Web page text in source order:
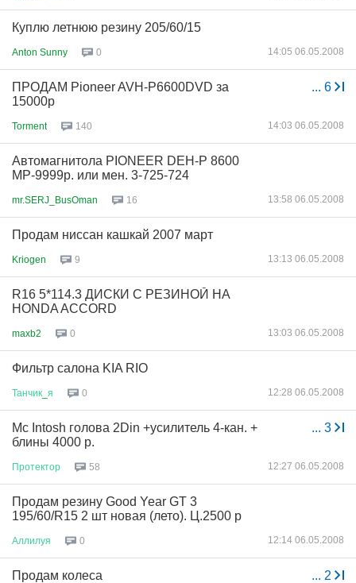
Куплю летнюю резину 205/60/15
Anton Sunny 0 14:05 06.05.2008
... 6
ПРОДАМ Pioneer AVH-P6600DVD за
15000р
Torment 140 14:03 06.05.2008
Автомагнитола PIONEER DEH-P 8600
MP-9999р. или мен. 3-725-724
mr.SERJ_BusOman 16 13:58 06.05.2008
Продам ниссан кашкай 2007 март
Kriogen 9 13:13 06.05.2008
R16 5*114.3 ДИСКИ С РЕЗИНОЙ НА
HONDA ACCORD
maxb2 0 13:03 06.05.2008
Фильтр салона KIA RIO
Танчик я 0 12:28 06.05.2008
... 3
Mc Intosh голова 2Din +усилитель 4-кан. +
блины 4000 р.
Протектор 58 12:27 06.05.2008
Продам резину Good Year GT 3
195/60/R15 2 шт новая (лето). Ц.2500 р
Аллилуя 0 12:14 06.05.2008
... 2
Продам колеса